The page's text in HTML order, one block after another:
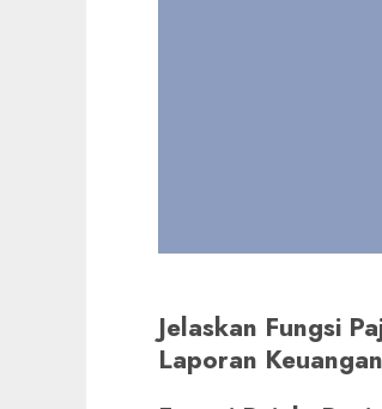
Jelaskan Fungsi
Laporan Keuangan